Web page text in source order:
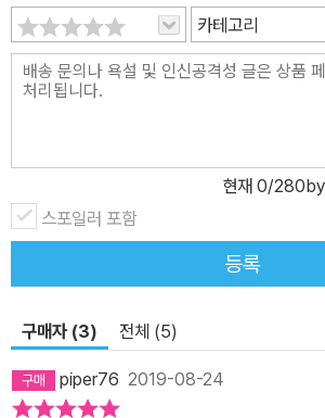
하게 해준다. 저자는 이를 위해 1권에서 560여
7백여 장의 진귀한 도판을 선별해 텍스트의
써 한 편의 다큐멘터리처럼 책을 완성했다. 이 방대한 도판들 중 대부
분은 국내에 처음 소개되는 것들로 프랑스 현
시 백화점의 카탈로그, 프랑스 국립도서관이
소장된 사진 및 자료 등은 저자가 수년간 일일
것들이다. 두 권의 책은 흥미진진한 당대인들
하 게 재현한 글에 진귀한 그림 자료가 더해져,
놓는다. ‘이지은의 오브제 문화사’ 1권 『귀족의 시대 탐미의 발견』은 1
6세기 초엽부터 나폴레옹 1세가 등극한 19세
르는 시기를 다룬다. 2권 『부르주아의 시대 근
카테고리
현재 0/
스포일러 포함
등록
구매자 (3) 전체 (5)
piper76 2019-08-24